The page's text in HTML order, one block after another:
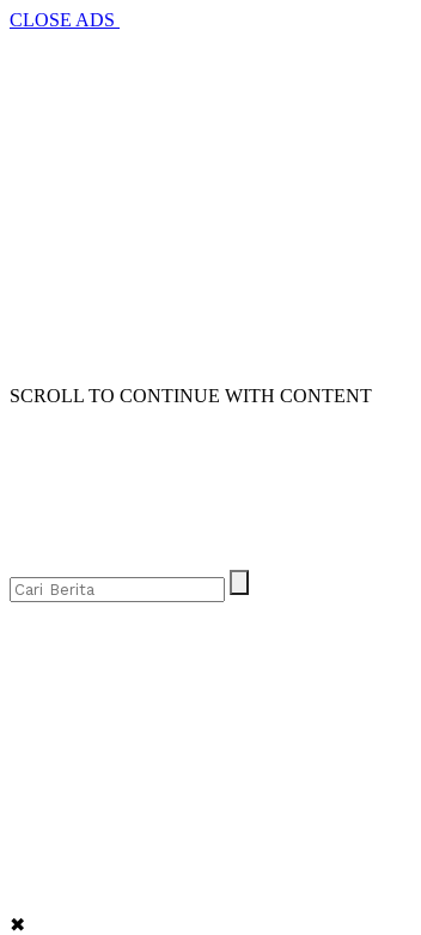
CLOSE ADS
SCROLL TO CONTINUE WITH CONTENT
✖